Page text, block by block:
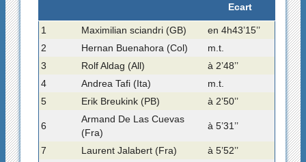
Ecart
1 Maximilian sciandri (GB)
en 4h43’15’’
2
Hernan Buenahora (Col)
m.t.
3
Rolf Aldag (All)
à 2’48’’
4
Andrea Tafi (Ita)
m.t.
5
Erik Breukink (PB) à 2’50’’
6
Armand De Las Cuevas
(Fra)
à 5’31’’
7 Laurent Jalabert (Fra) à 5’52’’